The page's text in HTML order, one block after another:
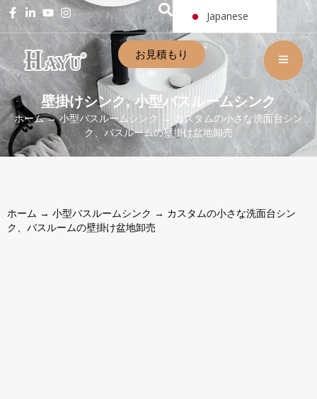
Japanese
お見積もり
壁掛けシンク,小型バスルームシンク
ホーム→小型バスルームシンク → カスタムの小さな洗面台シン
ク、バスルームの壁掛け盆地卸売
ホーム → 小型バスルームシンク → カスタムの小さな洗面台シン
ク、バスルームの壁掛け盆地卸売